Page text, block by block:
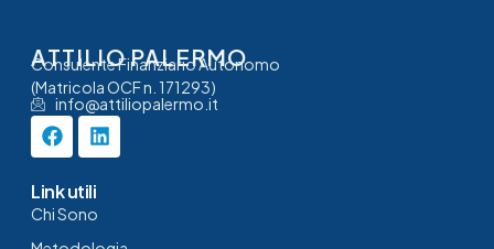
ATTILIO PALERMO
Consulente Finanziario Autonomo
(Matricola OCF n. 171293)
info@attiliopalermo.it
Link utili
Chi Sono